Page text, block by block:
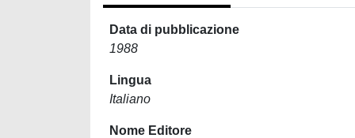
Data di pubblicazione
1988
Lingua
Italiano
Nome Editore